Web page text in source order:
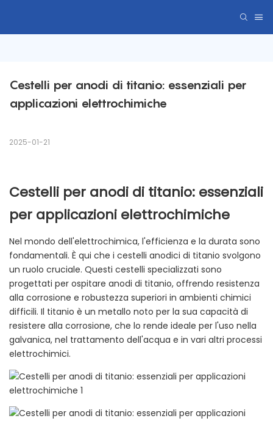
Cestelli per anodi di titanio: essenziali per
applicazioni elettrochimiche
2025-01-21
Cestelli per anodi di titanio: essenziali
per applicazioni elettrochimiche
Nel mondo dell'elettrochimica, l'efficienza e la durata sono
fondamentali. È qui che i cestelli anodici di titanio svolgono
un ruolo cruciale. Questi cestelli specializzati sono
progettati per ospitare anodi di titanio, offrendo resistenza
alla corrosione e robustezza superiori in ambienti chimici
difficili. Il titanio è un metallo noto per la sua capacità di
resistere alla corrosione, che lo rende ideale per l'uso nella
galvanica, nel trattamento dell'acqua e in vari altri processi
elettrochimici.